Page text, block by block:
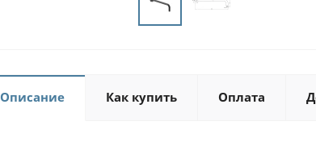
Описание Как купить Оплата